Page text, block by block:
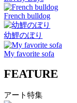
French bulldog
幼鯉のぼり
My favorite sofa
FEATURE
アート特集